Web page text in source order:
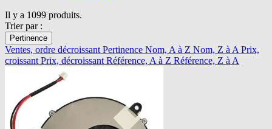
Il y a 1099 produits.
Trier par :
Pertinence
Ventes, ordre décroissant Pertinence Nom, A à Z Nom, Z à A Prix,
croissant Prix, décroissant Référence, A à Z Référence, Z à A